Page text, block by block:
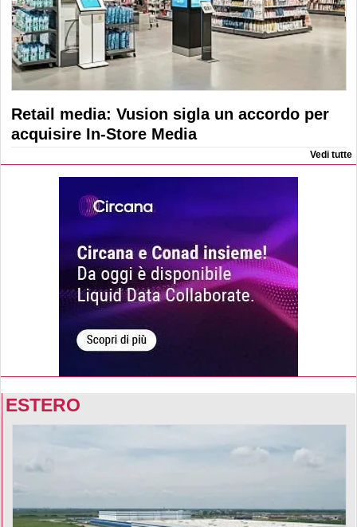
Retail media: Vusion sigla un accordo per
acquisire In-Store Media
Vedi tutte
ESTERO